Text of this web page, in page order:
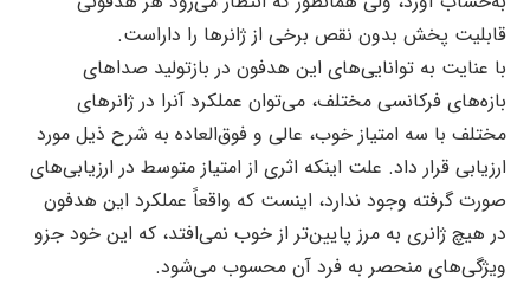
قابلیت پخش بدون نقص برخی از ژانرها را داراست.
با عنایت به توانایی‌های این هدفون در بازتولید صداهای
بازه‌های فرکانسی مختلف، می‌توان عملکرد آنرا در ژانرهای
مختلف با سه امتیاز خوب‌، عالی و فوق‌العاده به شرح ذیل مورد
ارزیابی قرار داد. علت اینکه اثری از امتیاز متوسط در ارزیابی‌های
صورت گرفته وجود ندارد، اینست که واقعاً عملکرد این هدفون
در هیچ ژانری به مرز پایین‌تر از خوب نمی‌افتد، که این خود جزو
ویژگی‌های منحصر به فرد آن محسوب می‌شود.